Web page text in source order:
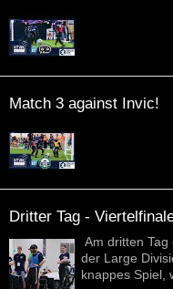
Match 3 against Invic!
Dritter Tag -
Am dritten
der Large
knappes Spiel,